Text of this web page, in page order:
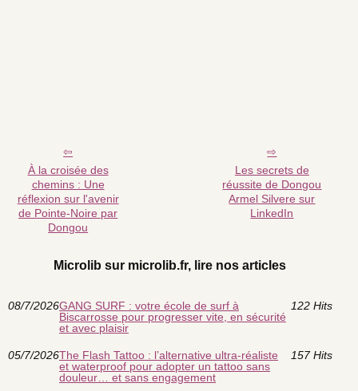
À la croisée des
chemins : Une
réflexion sur l'avenir
de Pointe-Noire par
Dongou
Les secrets de
réussite de Dongou
Armel Silvere sur
LinkedIn
Microlib sur microlib.fr, lire nos articles
08/7/2026GANG SURF : votre école de surf à
Biscarrosse pour progresser vite, en sécurité
et avec plaisir
122 Hits
05/7/2026The Flash Tattoo : l’alternative ultra-réaliste
et waterproof pour adopter un tattoo sans
douleur… et sans engagement
157 Hits